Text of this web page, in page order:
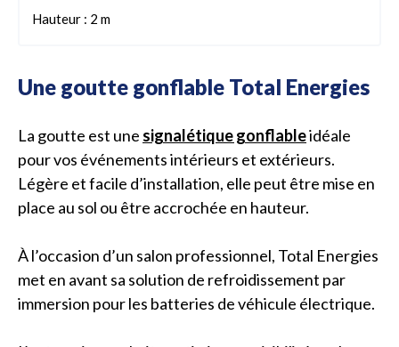
Hauteur : 2 m
Une goutte gonflable Total Energies
La goutte est une signalétique gonflableidéale
pour vos événements intérieurs et extérieurs.
Légère et facile d’installation, elle peut être mise en
place au sol ou être accrochée en hauteur.
À l’occasion d’un salon professionnel, Total Energies
met en avant sa solution de refroidissement par
immersion pour les batteries de véhicule électrique.